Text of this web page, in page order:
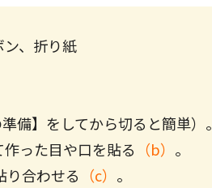
、折り紙
準備】をしてから切ると簡単）。
った目や口を貼る （b） 。
り合わせる （c） 。